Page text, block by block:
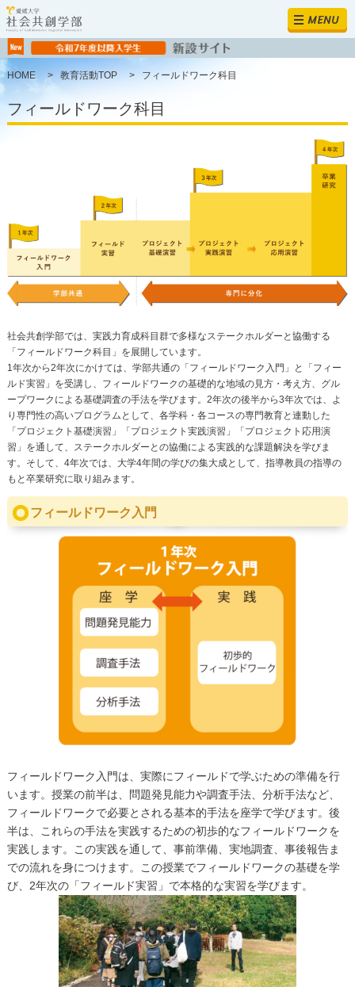
MENU
HOME > 教育活動TOP > フィールドワーク科目
フィールドワーク科目
社会共創学部では、実践力育成科目群で多様なステークホルダーと協働する
「フィールドワーク科目」を展開しています。
1年次から2年次にかけては、学部共通の「フィールドワーク入門」と「フィー
ルド実習」を受講し、フィールドワークの基礎的な地域の見方・考え方、グル
ープワークによる基礎調査の手法を学びます。2年次の後半から3年次では、よ
り専門性の高いプログラムとして、各学科・各コースの専門教育と連動した
「プロジェクト基礎演習」「プロジェクト実践演習」「プロジェクト応用演
習」を通して、ステークホルダーとの協働による実践的な課題解決を学びま
す。そして、4年次では、大学4年間の学びの集大成として、指導教員の指導の
もと卒業研究に取り組みます。
フィールドワーク入門
フィールドワーク入門は、実際にフィールドで学ぶための準備を行
います。授業の前半は、問題発見能力や調査手法、分析手法など、
フィールドワークで必要とされる基本的手法を座学で学びます。後
半は、これらの手法を実践するための初歩的なフィールドワークを
実践します。この実践を通して、事前準備、実地調査、事後報告ま
での流れを身につけます。この授業でフィールドワークの基礎を学
び、2年次の「フィールド実習」で本格的な実習を学びます。